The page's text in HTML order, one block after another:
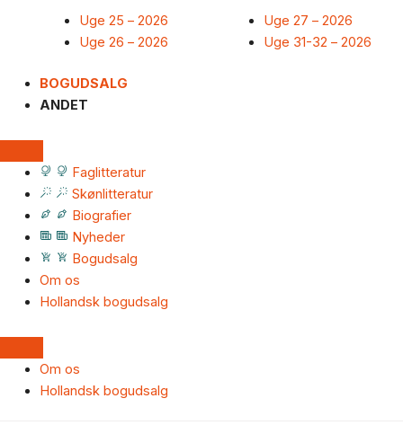
Uge 25 – 2026
Uge 26 – 2026
Uge 27 – 2026
Uge 31-32 – 2026
BOGUDSALG
ANDET
Faglitteratur
Skønlitteratur
Biografier
Nyheder
Bogudsalg
Om os
Hollandsk bogudsalg
Om os
Hollandsk bogudsalg